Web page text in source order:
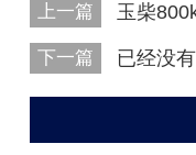
上一篇 玉柴
下一篇 已经没